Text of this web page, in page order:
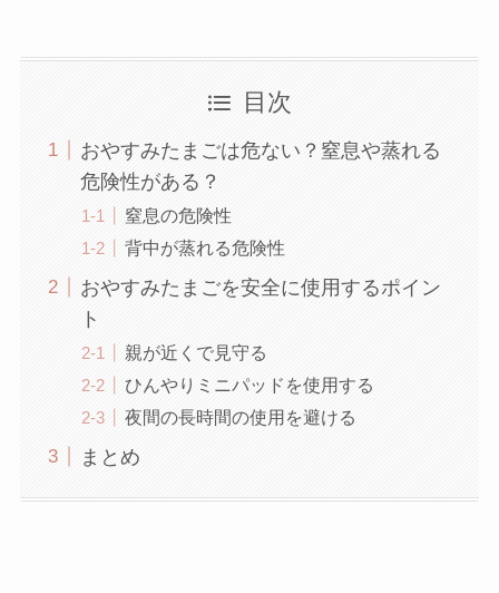
目次
おやすみたまごは危ない？窒息や蒸れる
危険性がある？
窒息の危険性
背中が蒸れる危険性
おやすみたまごを安全に使用するポイン
ト
親が近くで見守る
ひんやりミニパッドを使用する
夜間の長時間の使用を避ける
まとめ